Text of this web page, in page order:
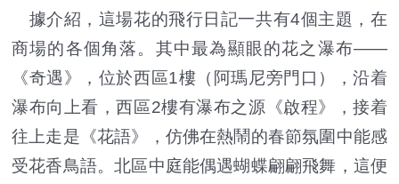
據介紹，這場花的飛行日記一共有4個主題，在
商場的各個角落。其中最為顯眼的花之瀑布——
《奇遇》，位於西區1樓（阿瑪尼旁門口），沿着
瀑布向上看，西區2樓有瀑布之源《啟程》，接着
往上走是《花語》，仿佛在熱鬧的春節氛圍中能感
受花香鳥語。北區中庭能偶遇蝴蝶翩翩飛舞，這便